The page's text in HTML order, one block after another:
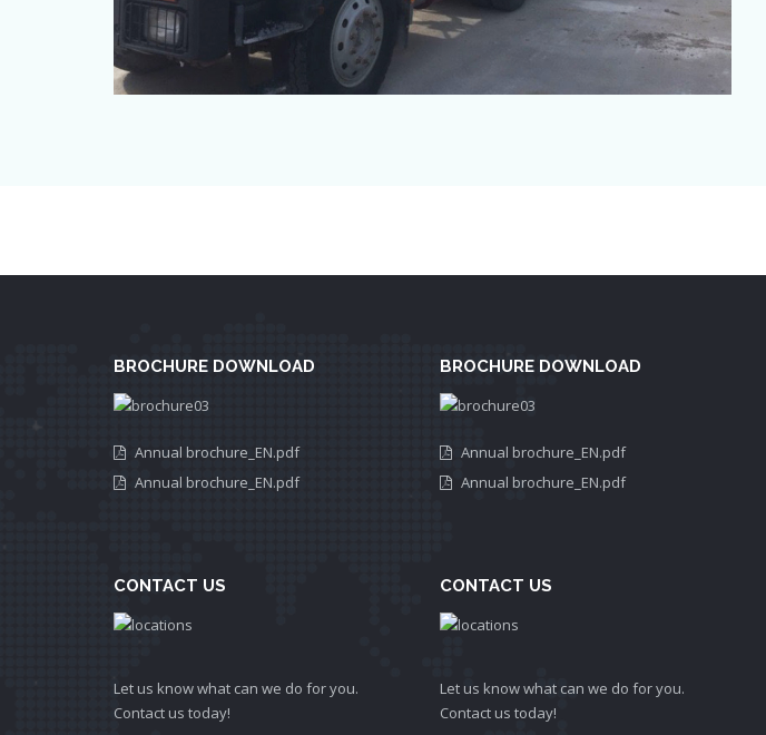
BROCHURE DOWNLOAD
Annual brochure_EN.pdf
Annual brochure_EN.pdf
CONTACT US
Let us know what can we do for you.
Contact us today!
BROCHURE DOWNLOAD
Annual brochure_EN.pdf
Annual brochure_EN.pdf
CONTACT US
Let us know what can we do for you.
Contact us today!